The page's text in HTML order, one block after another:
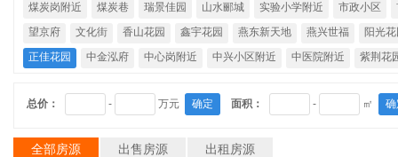
煤炭岗附近
煤炭巷 瑞景佳园 山水郦城 实验小学附近 市政小区
望京府
文化街 香山花园 鑫宇花园 燕东新天地 燕兴世福
阳光
正佳花园
中金泓府 中心岗附近 中兴小区附近 中医院附近 紫荆花
总价： - 万元 确定 面积： - ㎡
全部房源 出售房源 出租房源